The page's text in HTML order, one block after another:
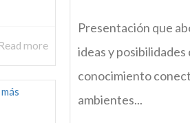
Read more
Presentación que
ideas y
conocimiento
ambientes...